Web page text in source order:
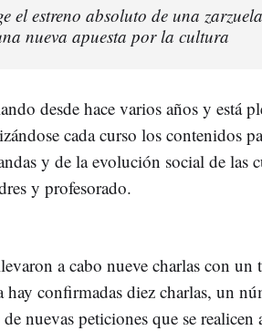
el estreno absoluto de una
nueva apuesta por la cultura
desde hace varios años y está
cada curso los contenidos
y de la evolución social de las
y profesorado.
a cabo nueve charlas con un
hay confirmadas diez charlas, un
nuevas peticiones que se realicen